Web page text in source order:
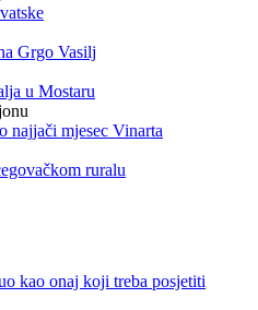
Grgo Vasilj
u Mostaru
najjači mjesec Vinarta
ruralu
kao onaj koji treba posjetiti